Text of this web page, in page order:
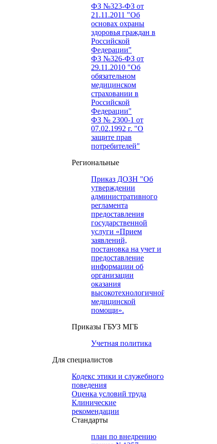
ФЗ №323-ФЗ от
21.11.2011 "Об
основах охраны
здоровья граждан в
Российской
Федерации"
ФЗ №326-ФЗ от
29.11.2010 "Об
обязательном
медицинском
страховании в
Российской
Федерации"
ФЗ № 2300-1 от
07.02.1992 г. "О
защите прав
потребителей"
Региональные
Приказ ДОЗН "Об
утверждении
административного
регламента
предоставления
государственной
услуги «Прием
заявлений,
постановка на учет и
предоставление
информации об
организации
оказания
высокотехнологичной
медицинской
помощи».
Приказы ГБУЗ МГБ
Учетная политика
Для специалистов
Кодекс этики и служебного
поведения
Оценка условий труда
Клинические
рекомендации
Cтандарты
план по внедрению